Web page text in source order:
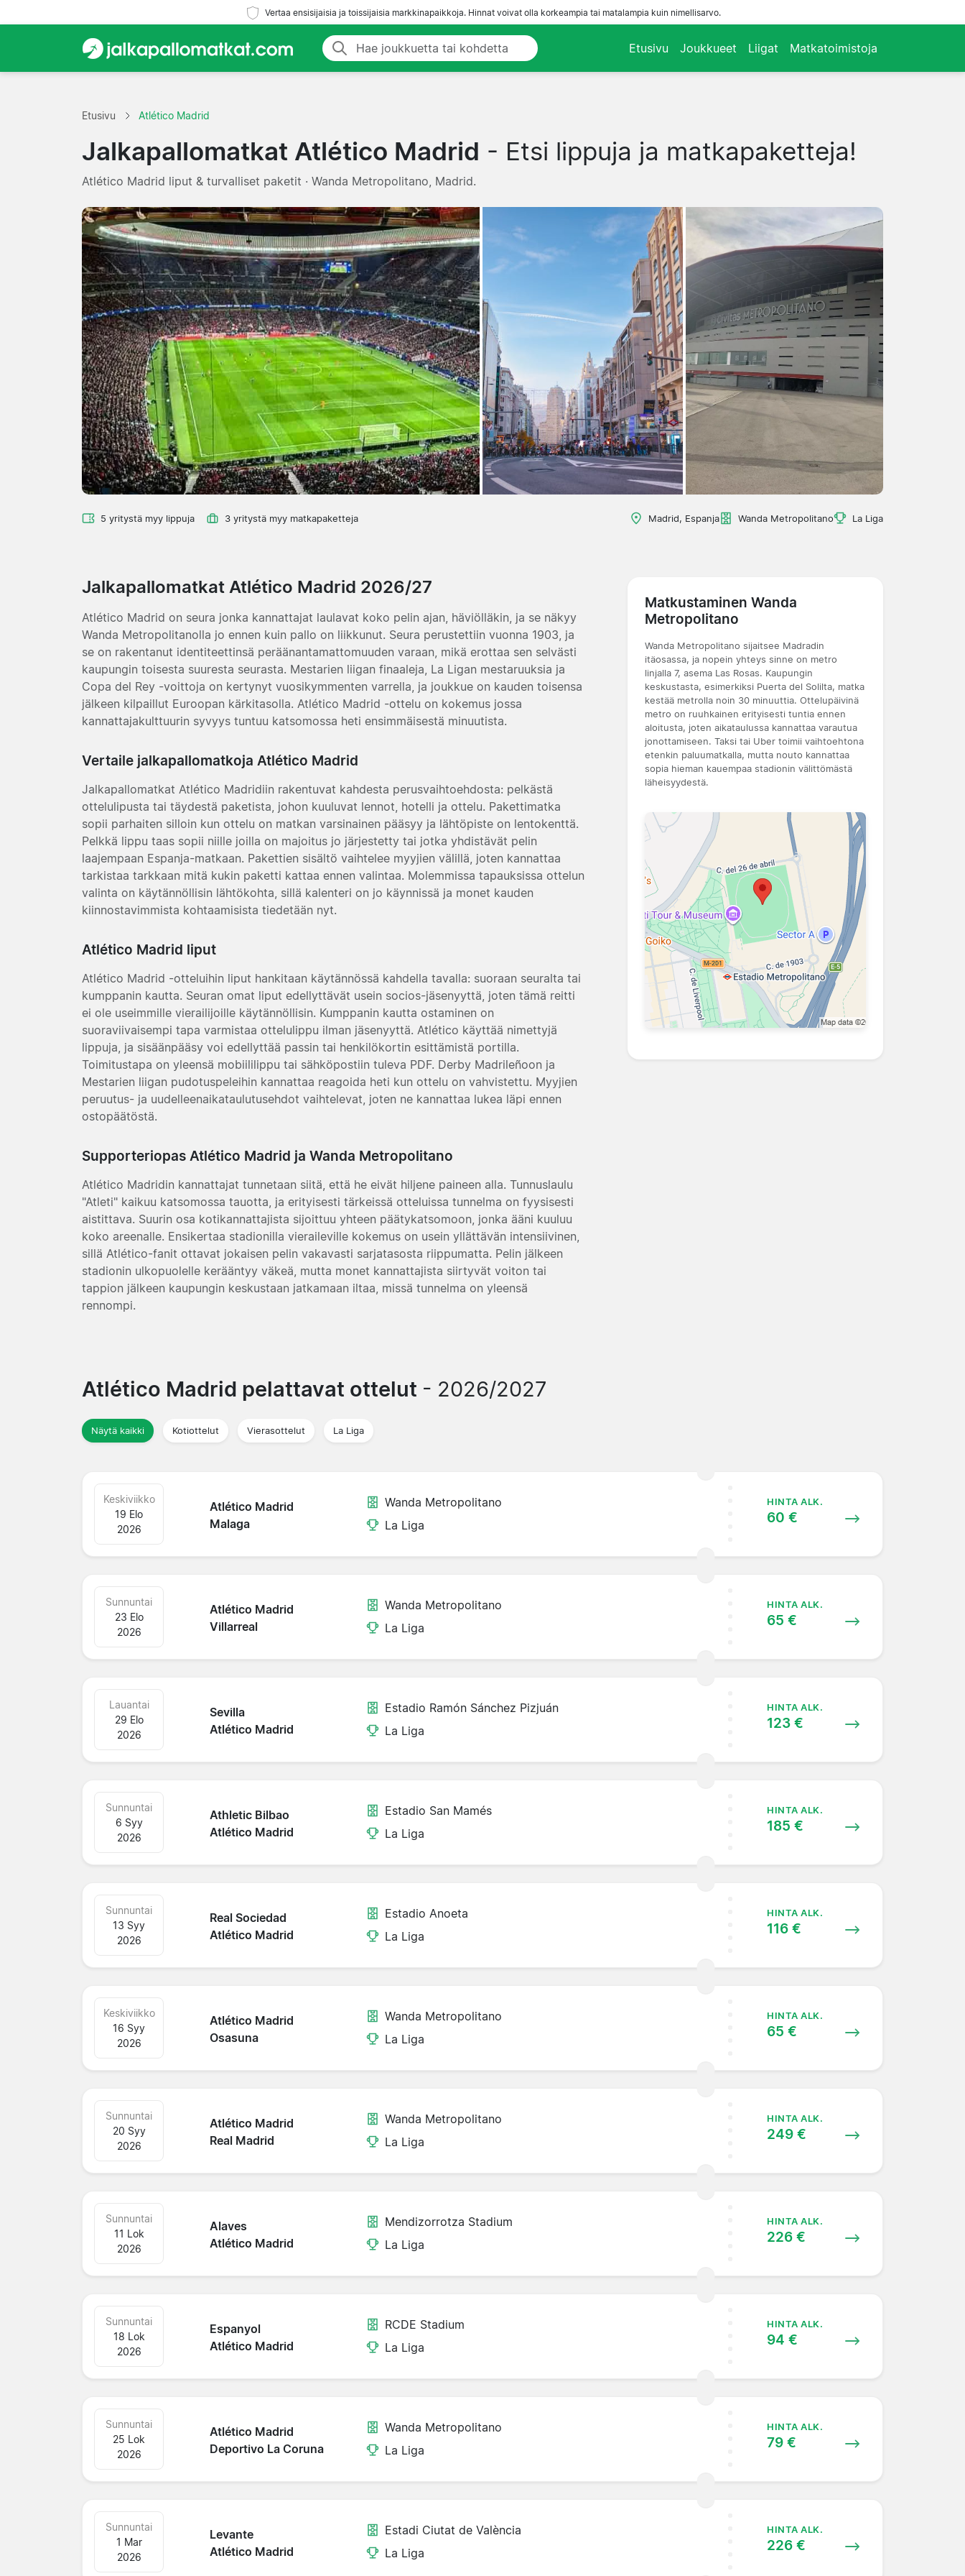
Vertaa ensisijaisia ja toissijaisia markkinapaikkoja. Hinnat voivat olla korkeampia tai matalampia kuin nimellisarvo.
Etusivu Joukkueet Liigat Matkatoimistoja
Etusivu Atlético Madrid
Jalkapallomatkat Atlético Madrid - Etsi lippuja ja matkapaketteja!
Atlético Madrid liput & turvalliset paketit · Wanda Metropolitano, Madrid.
5 yritystä myy lippuja 3 yritystä myy matkapaketteja Madrid, Espanja Wanda Metropolitano La Liga
Jalkapallomatkat Atlético Madrid 2026/27
Atlético Madrid on seura jonka kannattajat laulavat koko pelin ajan, häviölläkin, ja se näkyy
Wanda Metropolitanolla jo ennen kuin pallo on liikkunut. Seura perustettiin vuonna 1903, ja
se on rakentanut identiteettinsä peräänantamattomuuden varaan, mikä erottaa sen selvästi
kaupungin toisesta suuresta seurasta. Mestarien liigan finaaleja, La Ligan mestaruuksia ja
Copa del Rey -voittoja on kertynyt vuosikymmenten varrella, ja joukkue on kauden toisensa
jälkeen kilpaillut Euroopan kärkitasolla. Atlético Madrid -ottelu on kokemus jossa
kannattajakulttuurin syvyys tuntuu katsomossa heti ensimmäisestä minuutista.
Vertaile jalkapallomatkoja Atlético Madrid
Jalkapallomatkat Atlético Madridiin rakentuvat kahdesta perusvaihtoehdosta: pelkästä
ottelulipusta tai täydestä paketista, johon kuuluvat lennot, hotelli ja ottelu. Pakettimatka
sopii parhaiten silloin kun ottelu on matkan varsinainen pääsyy ja lähtöpiste on lentokenttä.
Pelkkä lippu taas sopii niille joilla on majoitus jo järjestetty tai jotka yhdistävät pelin
laajempaan Espanja-matkaan. Pakettien sisältö vaihtelee myyjien välillä, joten kannattaa
tarkistaa tarkkaan mitä kukin paketti kattaa ennen valintaa. Molemmissa tapauksissa ottelun
valinta on käytännöllisin lähtökohta, sillä kalenteri on jo käynnissä ja monet kauden
kiinnostavimmista kohtaamisista tiedetään nyt.
Atlético Madrid liput
Atlético Madrid -otteluihin liput hankitaan käytännössä kahdella tavalla: suoraan seuralta tai
kumppanin kautta. Seuran omat liput edellyttävät usein socios-jäsenyyttä, joten tämä reitti
ei ole useimmille vierailijoille käytännöllisin. Kumppanin kautta ostaminen on
suoraviivaisempi tapa varmistaa ottelulippu ilman jäsenyyttä. Atlético käyttää nimettyjä
lippuja, ja sisäänpääsy voi edellyttää passin tai henkilökortin esittämistä portilla.
Toimitustapa on yleensä mobiililippu tai sähköpostiin tuleva PDF. Derby Madrileñoon ja
Mestarien liigan pudotuspeleihin kannattaa reagoida heti kun ottelu on vahvistettu. Myyjien
peruutus- ja uudelleenaikataulutusehdot vaihtelevat, joten ne kannattaa lukea läpi ennen
ostopäätöstä.
Supporteriopas Atlético Madrid ja Wanda Metropolitano
Atlético Madridin kannattajat tunnetaan siitä, että he eivät hiljene paineen alla. Tunnuslaulu
"Atleti" kaikuu katsomossa tauotta, ja erityisesti tärkeissä otteluissa tunnelma on fyysisesti
aistittava. Suurin osa kotikannattajista sijoittuu yhteen päätykatsomoon, jonka ääni kuuluu
koko areenalle. Ensikertaa stadionilla vieraileville kokemus on usein yllättävän intensiivinen,
sillä Atlético-fanit ottavat jokaisen pelin vakavasti sarjatasosta riippumatta. Pelin jälkeen
stadionin ulkopuolelle kerääntyy väkeä, mutta monet kannattajista siirtyvät voiton tai
tappion jälkeen kaupungin keskustaan jatkamaan iltaa, missä tunnelma on yleensä
rennompi.
Matkustaminen Wanda
Metropolitano
Wanda Metropolitano sijaitsee Madradin
itäosassa, ja nopein yhteys sinne on metro
linjalla 7, asema Las Rosas. Kaupungin
keskustasta, esimerkiksi Puerta del Solilta, matka
kestää metrolla noin 30 minuuttia. Ottelupäivinä
metro on ruuhkainen erityisesti tuntia ennen
aloitusta, joten aikataulussa kannattaa varautua
jonottamiseen. Taksi tai Uber toimii vaihtoehtona
etenkin paluumatkalla, mutta nouto kannattaa
sopia hieman kauempaa stadionin välittömästä
läheisyydestä.
Atlético Madrid pelattavat ottelut - 2026/2027
Näytä kaikki Kotiottelut Vierasottelut La Liga
Atlético Madrid
Malaga
Keskiviikko
19 Elo
2026
Wanda Metropolitano
La Liga
HINTA ALK.
60 €
Atlético Madrid
Villarreal
Sunnuntai
23 Elo
2026
Wanda Metropolitano
La Liga
HINTA ALK.
65 €
Sevilla
Atlético Madrid
Lauantai
29 Elo
2026
Estadio Ramón Sánchez Pizjuán
La Liga
HINTA ALK.
123 €
Athletic Bilbao
Atlético Madrid
Sunnuntai
6 Syy
2026
Estadio San Mamés
La Liga
HINTA ALK.
185 €
Real Sociedad
Atlético Madrid
Sunnuntai
13 Syy
2026
Estadio Anoeta
La Liga
HINTA ALK.
116 €
Atlético Madrid
Osasuna
Keskiviikko
16 Syy
2026
Wanda Metropolitano
La Liga
HINTA ALK.
65 €
Atlético Madrid
Real Madrid
Sunnuntai
20 Syy
2026
Wanda Metropolitano
La Liga
HINTA ALK.
249 €
Alaves
Atlético Madrid
Sunnuntai
11 Lok
2026
Mendizorrotza Stadium
La Liga
HINTA ALK.
226 €
Espanyol
Atlético Madrid
Sunnuntai
18 Lok
2026
RCDE Stadium
La Liga
HINTA ALK.
94 €
Atlético Madrid
Deportivo La Coruna
Sunnuntai
25 Lok
2026
Wanda Metropolitano
La Liga
HINTA ALK.
79 €
Levante
Atlético Madrid
Sunnuntai
1 Mar
2026
Estadi Ciutat de València
La Liga
HINTA ALK.
226 €